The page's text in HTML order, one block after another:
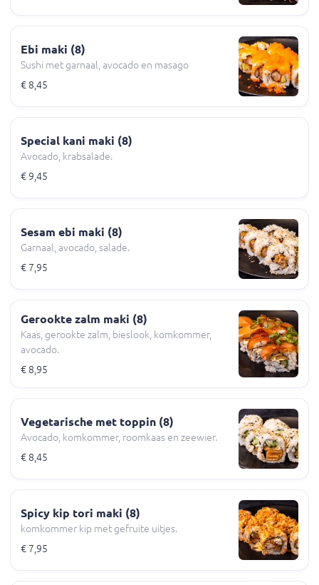
Ebi maki (8)
Sushi met garnaal, avocado en masago
€ 8,45
Special kani maki (8)
Avocado, krabsalade.
€ 9,45
Sesam ebi maki (8)
Garnaal, avocado, salade.
€ 7,95
Gerookte zalm maki (8)
Kaas, gerookte zalm, bieslook, komkommer,
avocado.
€ 8,95
Vegetarische met toppin (8)
Avocado, komkommer, roomkaas en zeewier.
€ 8,45
Spicy kip tori maki (8)
komkommer kip met gefruite uitjes.
€ 7,95